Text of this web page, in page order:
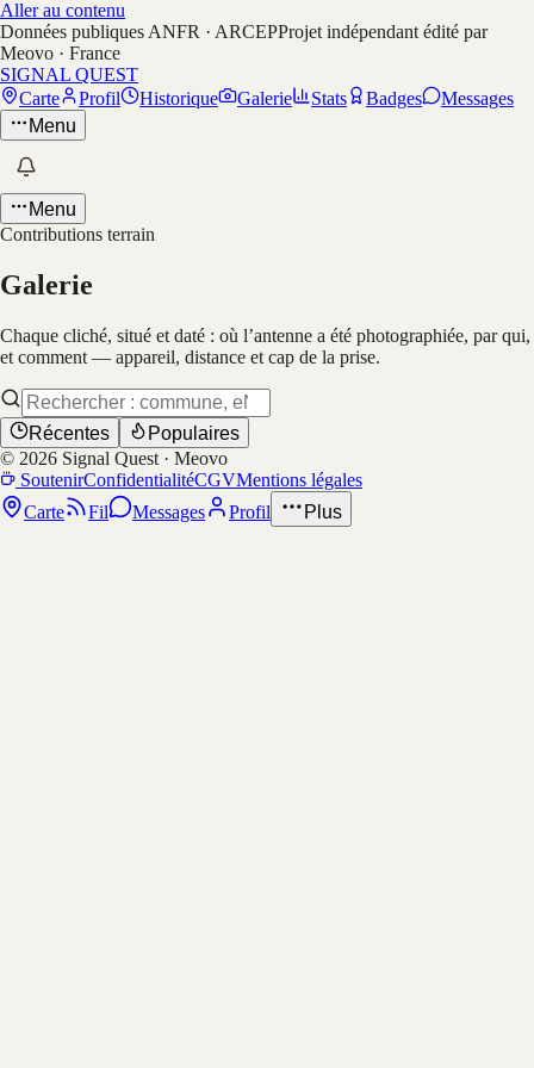
Aller au contenu
Données publiques ANFR · ARCEPProjet indépendant édité par
Meovo · France
SIGNAL QUEST
Carte
Profil Historique Galerie Stats Badges
Messages
Menu
Menu
Contributions terrain
Galerie
Chaque cliché, situé et daté : où l’antenne a été photographiée, par qui,
et comment — appareil, distance et cap de la prise.
Récentes
Populaires
© 2026 Signal Quest · Meovo
SoutenirConfidentialitéCGVMentions légales
Carte
Fil Messages Profil Plus